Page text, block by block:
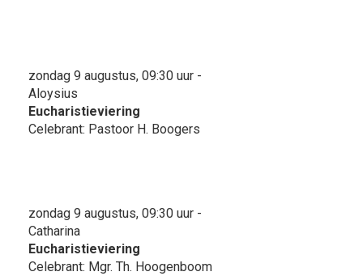
zondag 9 augustus, 09:30 uur -
Aloysius
Eucharistieviering
Celebrant: Pastoor H. Boogers
zondag 9 augustus, 09:30 uur -
Catharina
Eucharistieviering
Celebrant: Mgr. Th. Hoogenboom